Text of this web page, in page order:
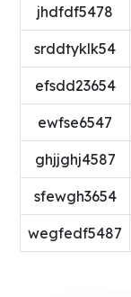
jhdfdf5478
srddtyklk54
efsdd23654
ewfse6547
ghjjghj4587
sfewgh3654
wegfedf5487